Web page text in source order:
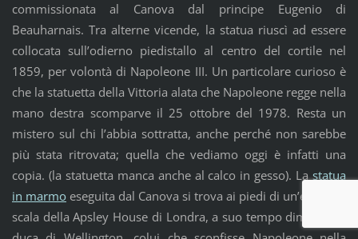
commissionata al Canova dal principe Eugenio di
Beauharnais. Tra alterne vicende, la statua riuscì ad essere
collocata sull’odierno piedistallo al centro del cortile nel
1859, per volontà di Napoleone III. Un particolare curioso è
che la statuetta della Vittoria alata che Napoleone regge nella
mano destra scomparve il 25 ottobre del 1978. Resta un
mistero sul chi l’abbia sottratta, anche perché non sarebbe
più stata ritrovata; quella che vediamo oggi è infatti una
copia. (la statuetta manca anche al calco in gesso). Lastatua
in marmo eseguita dal Canova si trova ai piedi di un’elegante
scala della Apsley House di Londra, a suo tempo dimora del